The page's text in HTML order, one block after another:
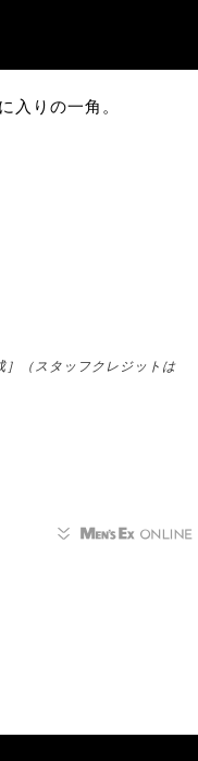
入りの一角。
］（スタッフクレジットは